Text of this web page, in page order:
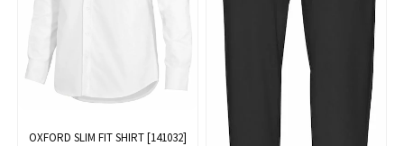
OXFORD SLIM FIT SHIRT [141032]